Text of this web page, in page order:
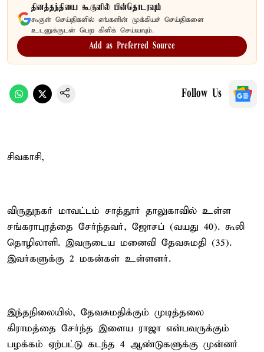
தினத்தந்தியை கூகுளில் பின்தொடரவும்
கூகுள் செய்திகளில் எங்களின் முக்கியச் செய்திகளை
உடனுக்குடன் பெற கிளிக் செய்யவும்.
Add as Preferred Source
Follow Us
சிவகாசி,
விருதுநகர் மாவட்டம் சாத்தூர் தாலுகாவில் உள்ள
சங்கராபுரத்தை சேர்ந்தவர், ஜோசப் (வயது 40). கூலி
தொழிலாளி. இவருடைய மனைவி தேவசுமதி (35).
இவர்களுக்கு 2 மகன்கள் உள்ளனர்.
இந்தநிலையில், தேவசுமதிக்கும் முடித்தலை
கிராமத்தை சேர்ந்த இளைய ராஜா என்பவருக்கும்
பழக்கம் ஏற்பட்டு கடந்த 4 ஆண்டுகளுக்கு முன்னர்